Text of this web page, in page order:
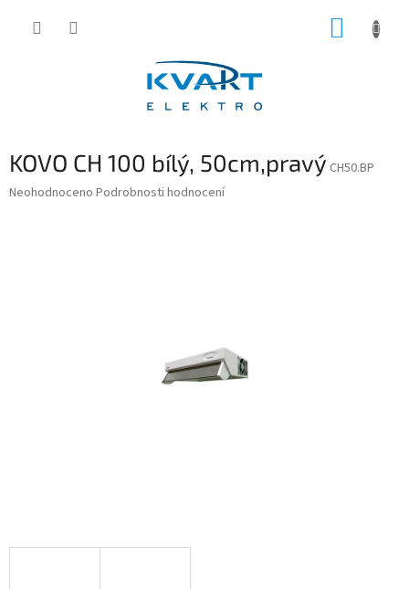
KOVO CH 100 bílý, 50cm,pravý CH50.BP
Průměrné
Neohodnoceno Podrobnosti hodnocení